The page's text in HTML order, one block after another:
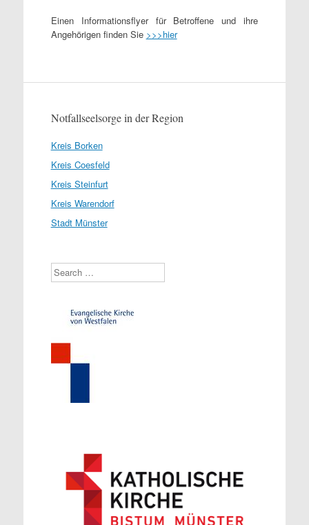
Einen Informationsflyer für Betroffene und ihre
Angehörigen finden Sie >>>hier
Notfallseelsorge in der Region
Kreis Borken
Kreis Coesfeld
Kreis Steinfurt
Kreis Warendorf
Stadt Münster
Search